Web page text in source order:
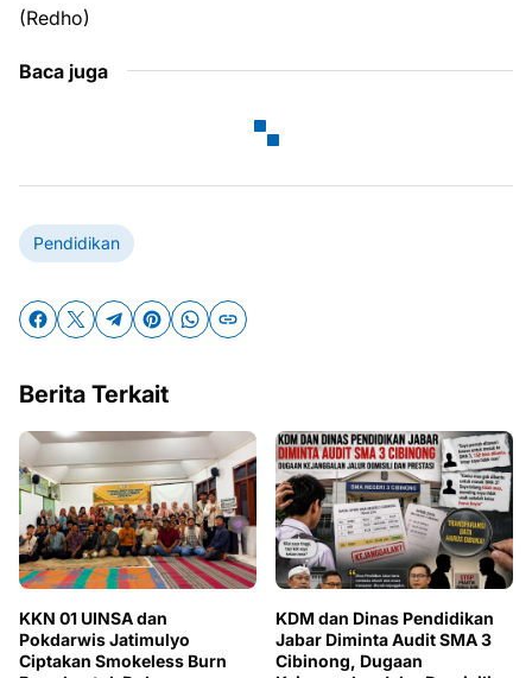
(Redho)
Baca juga
Pendidikan
Berita Terkait
KKN 01 UINSA dan
Pokdarwis Jatimulyo
Ciptakan Smokeless Burn
KDM dan Dinas Pendidikan
Jabar Diminta Audit SMA 3
Cibinong, Dugaan